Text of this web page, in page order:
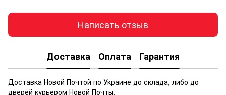
Написать отзыв
Доставка Оплата Гарантия
Доставка Новой Почтой по Украине до склада, либо до
дверей курьером Новой Почты.